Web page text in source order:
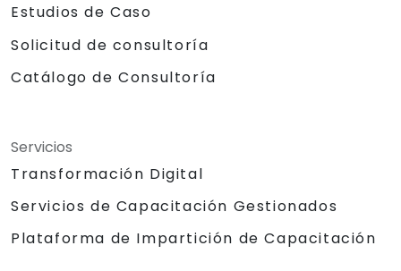
Estudios de Caso
Solicitud de consultoría
Catálogo de Consultoría
Servicios
Transformación Digital
Servicios de Capacitación Gestionados
Plataforma de Impartición de Capacitación